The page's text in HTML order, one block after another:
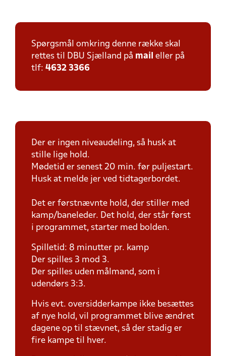
Spørgsmål omkring denne række skal
rettes til DBU Sjælland på mail eller på
tlf: 4632 3366
Der er ingen niveaudeling, så husk at
stille lige hold.
Mødetid er senest 20 min. før puljestart.
Husk at melde jer ved tidtagerbordet.
Det er førstnævnte hold, der stiller med
kamp/baneleder. Det hold, der står først
i programmet, starter med bolden.
Spilletid: 8 minutter pr. kamp
Der spilles 3 mod 3.
Der spilles uden målmand, som i
udendørs 3:3.
Hvis evt. oversidderkampe ikke besættes
af nye hold, vil programmet blive ændret
dagene op til stævnet, så der stadig er
fire kampe til hver.